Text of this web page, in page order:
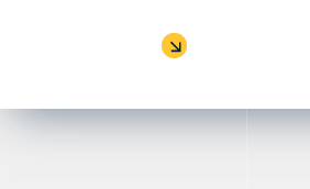
Více informací